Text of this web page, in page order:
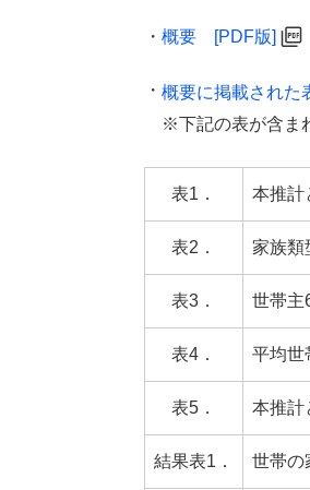
・ 概要 [PDF版]
・ 概要に掲載され
※下記の表が含ま
表1． 本推計
表2． 家族類
表3． 世帯主
表4． 平均世
表5． 本推計
結果表1． 世帯の